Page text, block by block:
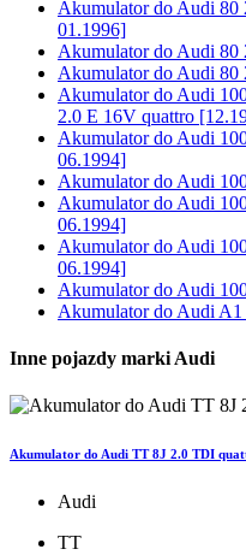
Akumulator do Audi 80
01.1996]
Akumulator do Audi 80
Akumulator do Audi 80
Akumulator do Audi
2.0 E 16V quattro
Akumulator do Audi
06.1994]
Akumulator do Audi
Akumulator do Audi
06.1994]
Akumulator do Audi
06.1994]
Akumulator do Audi
Akumulator do Audi A1
Inne pojazdy marki Audi
Akumulator do Audi TT 8J 2.0 TDI
Audi
TT